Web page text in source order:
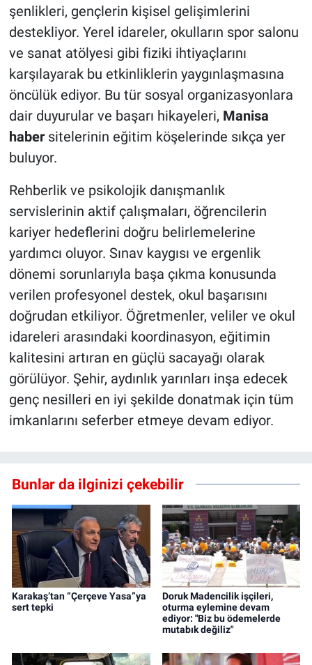
şenlikleri, gençlerin kişisel gelişimlerini
destekliyor. Yerel idareler, okulların spor salonu
ve sanat atölyesi gibi fiziki ihtiyaçlarını
karşılayarak bu etkinliklerin yaygınlaşmasına
öncülük ediyor. Bu tür sosyal organizasyonlara
dair duyurular ve başarı hikayeleri, Manisa
habersitelerinin eğitim köşelerinde sıkça yer
buluyor.
Rehberlik ve psikolojik danışmanlık
servislerinin aktif çalışmaları, öğrencilerin
kariyer hedeflerini doğru belirlemelerine
yardımcı oluyor. Sınav kaygısı ve ergenlik
dönemi sorunlarıyla başa çıkma konusunda
verilen profesyonel destek, okul başarısını
doğrudan etkiliyor. Öğretmenler, veliler ve okul
idareleri arasındaki koordinasyon, eğitimin
kalitesini artıran en güçlü sacayağı olarak
görülüyor. Şehir, aydınlık yarınları inşa edecek
genç nesilleri en iyi şekilde donatmak için tüm
imkanlarını seferber etmeye devam ediyor.
Bunlar da ilginizi çekebilir
Karakaş’tan “Çerçeve Yasa”ya
sert tepki
Doruk Madencilik işçileri,
oturma eylemine devam
ediyor: "Biz bu ödemelerde
mutabık değiliz"